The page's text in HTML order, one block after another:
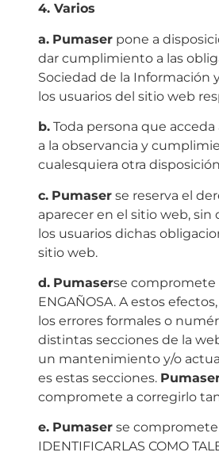
4. Varios
a. Pumaser pone a
dar cumplimiento a las
Sociedad de la Información
los usuarios del sitio web
b. Toda persona que
a la observancia y
cualesquiera otra
c. Pumaser se reserva el
aparecer en el sitio web,
los usuarios dichas
sitio web.
d. Pumaserse compromete
ENGAÑOSA. A estos
los errores formales o
distintas secciones de la
un mantenimiento y/o
es estas secciones.
compromete a corregirlo
e. Pumaser se compromete
IDENTIFICARLAS COMO